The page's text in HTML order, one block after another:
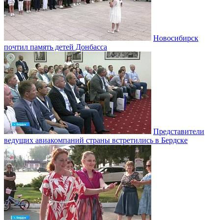
Новосибирск
почтил память детей Донбасса
Представители
ведущих авиакомпаний страны встретились в Бердске